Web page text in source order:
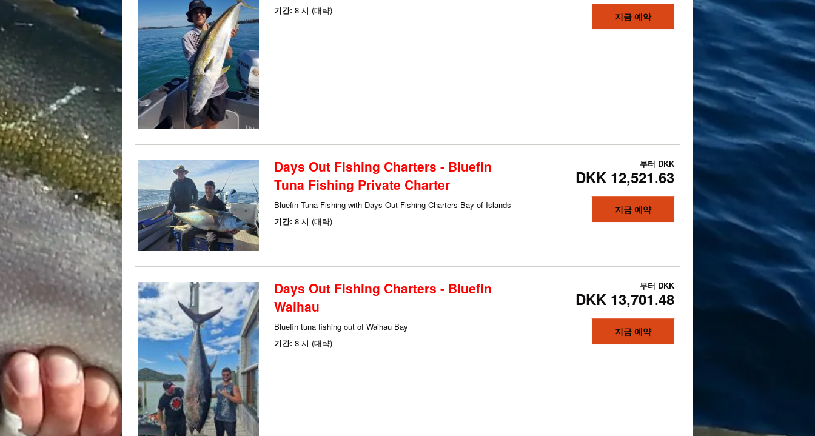
기간: 8 시 (대략)
지금 예약
Days Out Fishing Charters - Bluefin
Tuna Fishing Private Charter
Bluefin Tuna Fishing with Days Out Fishing Charters Bay of Islands
기간: 8 시 (대략)
부터 DKK
DKK 12,521.63
지금 예약
Days Out Fishing Charters - Bluefin
Waihau
Bluefin tuna fishing out of Waihau Bay
기간: 8 시 (대략)
부터 DKK
DKK 13,701.48
지금 예약